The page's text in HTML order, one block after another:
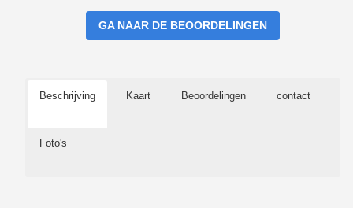
GA NAAR DE BEOORDELINGEN
Beschrijving Kaart Beoordelingen contact
Foto's